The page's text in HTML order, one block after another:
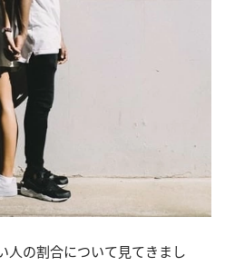
人の割合について見てきまし